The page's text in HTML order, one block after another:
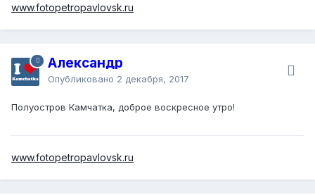
www.fotopetropavlovsk.ru
Александр
Опубликовано 2 декабря, 2017
Полуостров Камчатка, доброе воскресное утро!
www.fotopetropavlovsk.ru